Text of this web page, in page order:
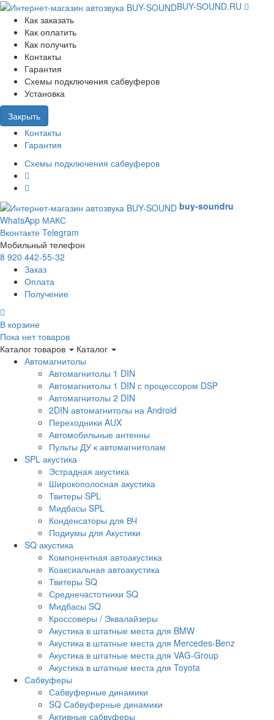
BUY-SOUND.RU
Как заказать
Как оплатить
Как получить
Контакты
Гарантия
Схемы подключения сабвуферов
Установка
Закрыть
Контакты
Гарантия
Схемы подключения сабвуферов
buy-soundru
WhatsApp МАКС
Вконтакте Telegram
Мобильный телефон
8 920 442-55-32
Заказ
Оплата
Получение
В корзине
Пока нет товаров
Каталог товаров
Каталог
Автомагнитолы
Автомагнитолы 1 DIN
Автомагнитолы 1 DIN с процессором DSP
Автомагнитолы 2 DIN
2DIN автомагнитолы на Android
Переходники AUX
Автомобильные антенны
Пульты ДУ к автомагнитолам
SPL акустика
Эстрадная акустика
Широкополосная акустика
Твитеры SPL
Мидбасы SPL
Конденсаторы для ВЧ
Подиумы для Акустики
SQ акустика
Компонентная автоакустика
Коаксиальная автоакустика
Твитеры SQ
Среднечастотники SQ
Мидбасы SQ
Кроссоверы / Эквалайзеры
Акустика в штатные места для BMW
Акустика в штатные места для Mercedes-Benz
Акустика в штатные места для VAG-Group
Акустика в штатные места для Toyota
Сабвуферы
Сабвуферные динамики
SQ Сабвуферные динамики
Активные сабвуферы